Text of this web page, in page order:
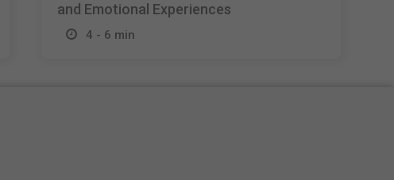
and Emotional Experiences
4 - 6 min